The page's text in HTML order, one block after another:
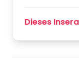
Dieses